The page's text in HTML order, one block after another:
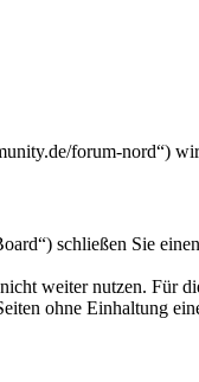
forum-nord“)
schließen Sie
weiter nutzen. Für
ohne Einhaltung